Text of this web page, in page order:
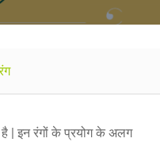
है | इन रंगों के प्रयोग के अलग